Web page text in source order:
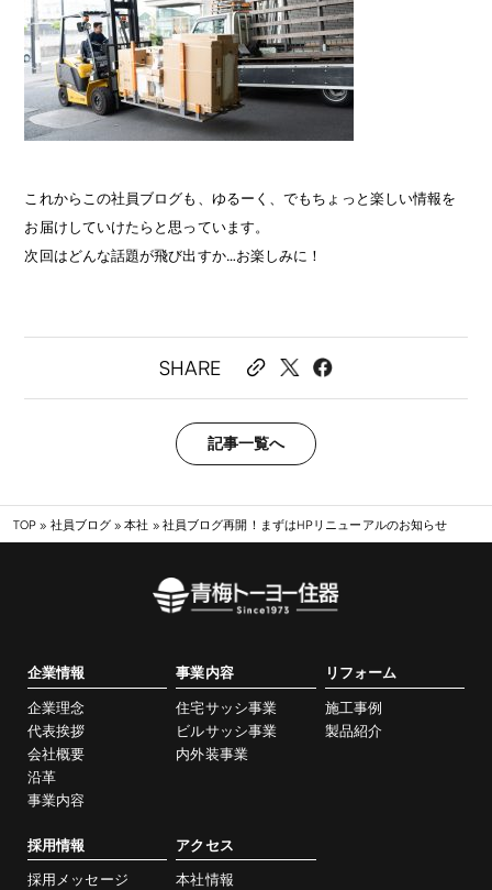
これからこの社員ブログも、ゆるーく、でもちょっと楽しい情報を
お届けしていけたらと思っています。
次回はどんな話題が飛び出すか…お楽しみに！
SHARE
記事一覧へ
TOP » 社員ブログ » 本社 »社員ブログ再開！まずはHPリニューアルのお知らせ
企業情報
企業理念
代表挨拶
会社概要
沿革
事業内容
事業内容
住宅サッシ事業
ビルサッシ事業
内外装事業
リフォーム
施工事例
製品紹介
採用情報
採用メッセージ
アクセス
本社情報